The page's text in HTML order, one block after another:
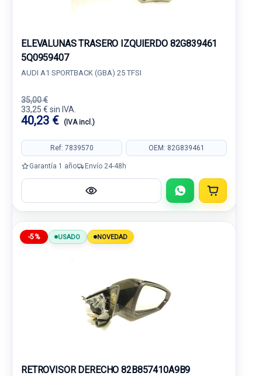
ELEVALUNAS TRASERO IZQUIERDO 82G839461
5Q0959407
AUDI A1 SPORTBACK (GBA) 25 TFSI
35,00 €
33,25 € sin IVA.
40,23 € (IVA incl.)
Ref: 7839570 OEM: 82G839461
Garantía 1 año Envío 24-48h
-5% USADO NOVEDAD
RETROVISOR DERECHO 82B857410A9B9